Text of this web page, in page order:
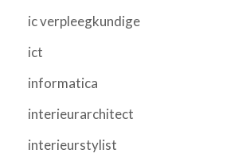
ic verpleegkundige
ict
informatica
interieurarchitect
interieurstylist